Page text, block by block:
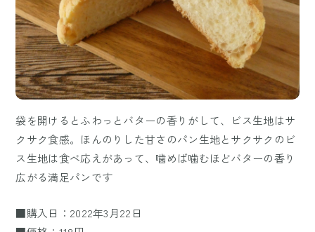
袋を開けるとふわっとバターの香りがして、ビス生地はサ
クサク食感。ほんのりした甘さのパン生地とサクサクのビ
ス生地は食べ応えがあって、噛めば噛むほどバターの香り
広がる満足パンです
■購入日：2022年3月22日